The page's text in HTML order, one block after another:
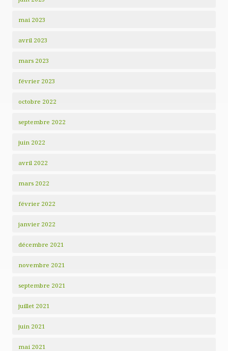
mai 2023
avril 2023
mars 2023
février 2023
octobre 2022
septembre 2022
juin 2022
avril 2022
mars 2022
février 2022
janvier 2022
décembre 2021
novembre 2021
septembre 2021
juillet 2021
juin 2021
mai 2021